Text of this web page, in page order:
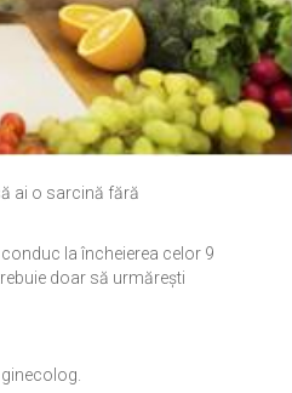
ai o sarcină fără
la încheierea celor 9
doar să urmărești